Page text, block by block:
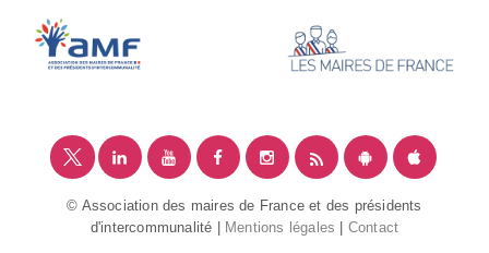
© Association des maires de France et des présidents
d'intercommunalité |
Mentions légales Contact